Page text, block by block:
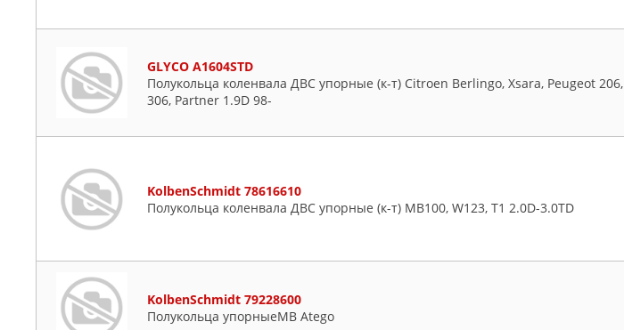
GLYCO A1604STD
Полукольца коленвала ДВС упорные (к-т) Citroen Berlingo, Xsara, Peugeot 206,
306, Partner 1.9D 98-
KolbenSchmidt 78616610
Полукольца коленвала ДВС упорные (к-т) MB100, W123, T1 2.0D-3.0TD
KolbenSchmidt 79228600
Полукольца упорныеMB Atego